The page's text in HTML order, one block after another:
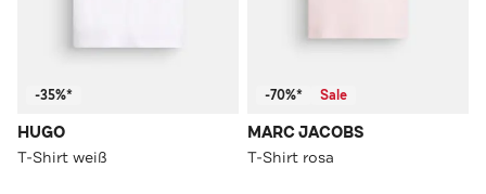
-35%*
HUGO
T-Shirt weiß
-70%* Sale
MARC JACOBS
T-Shirt rosa